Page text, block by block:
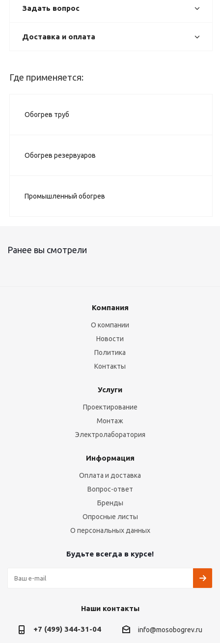
Задать вопрос
Доставка и оплата
Где применяется:
Обогрев труб
Обогрев резервуаров
Промышленный обогрев
Ранее вы смотрели
Компания
О компании
Новости
Политика
Контакты
Услуги
Проектирование
Монтаж
Электролаборатория
Информация
Оплата и доставка
Вопрос-ответ
Бренды
Опросные листы
О персональных данных
Будьте всегда в курсе!
Наши контакты
+7 (499) 344-31-04 info@mosobogrev.ru